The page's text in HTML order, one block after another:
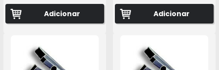
Adicionar
Adicionar